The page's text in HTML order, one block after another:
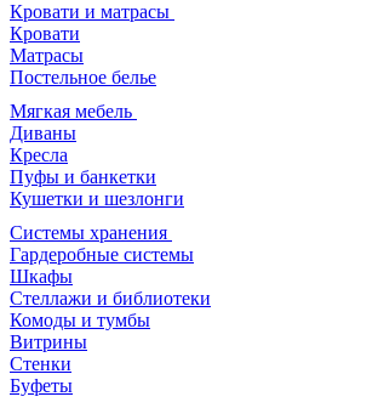
Кровати и матрасы
Кровати
Матрасы
Постельное белье
Мягкая мебель
Диваны
Кресла
Пуфы и банкетки
Кушетки и шезлонги
Системы хранения
Гардеробные системы
Шкафы
Стеллажи и библиотеки
Комоды и тумбы
Витрины
Стенки
Буфеты